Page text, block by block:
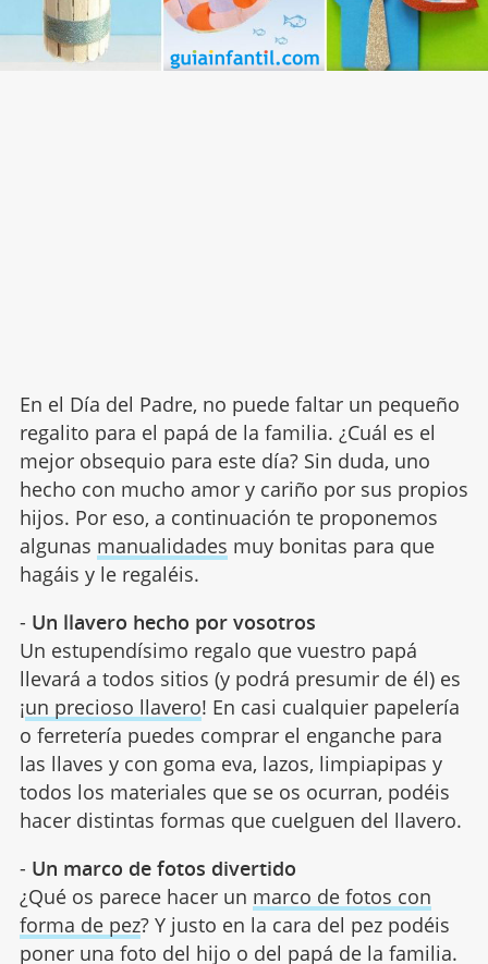
En el Día del Padre, no puede faltar un pequeño
regalito para el papá de la familia. ¿Cuál es el
mejor obsequio para este día? Sin duda, uno
hecho con mucho amor y cariño por sus propios
hijos. Por eso, a continuación te proponemos
algunas manualidades muy bonitas para que
hagáis y le regaléis.
- Un llavero hecho por vosotros
Un estupendísimo regalo que vuestro papá
llevará a todos sitios (y podrá presumir de él) es
¡un precioso llavero! En casi cualquier papelería
o ferretería puedes comprar el enganche para
las llaves y con goma eva, lazos, limpiapipas y
todos los materiales que se os ocurran, podéis
hacer distintas formas que cuelguen del llavero.
- Un marco de fotos divertido
¿Qué os parece hacer un marco de fotos con
forma de pez? Y justo en la cara del pez podéis
poner una foto del hijo o del papá de la familia.